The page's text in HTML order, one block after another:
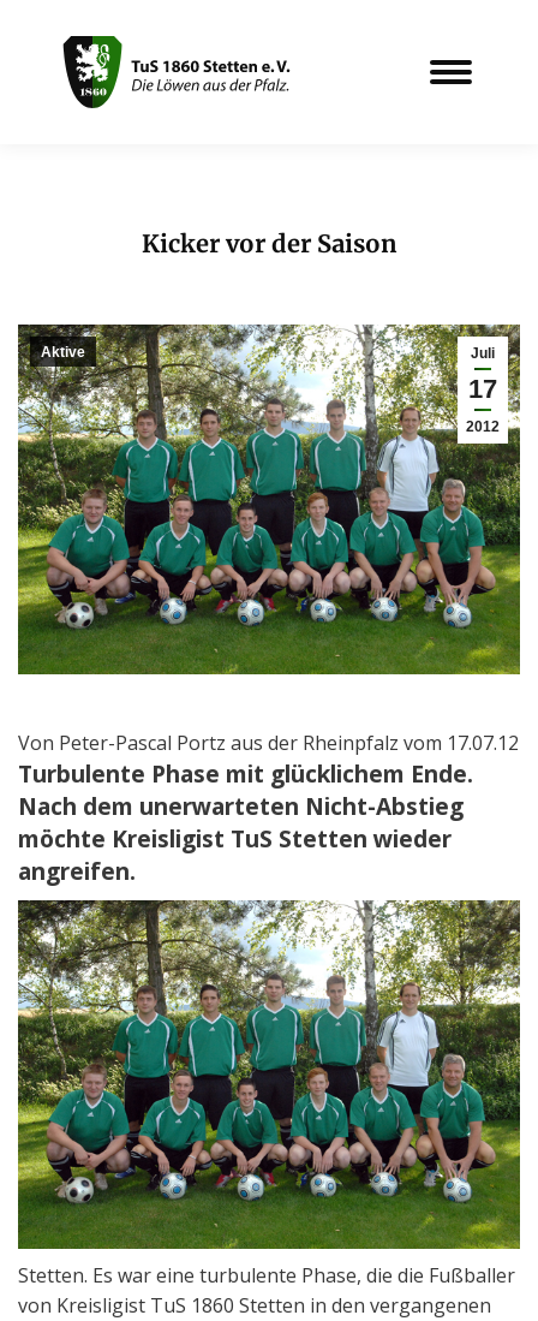
Kicker vor der Saison
Juli
17
2012
Aktive
Von Peter-Pascal Portz aus der Rheinpfalz vom 17.07.12
Turbulente Phase mit glücklichem Ende.
Nach dem unerwarteten Nicht-Abstieg
möchte Kreisligist TuS Stetten wieder
angreifen.
Stetten. Es war eine turbulente Phase, die die Fußballer
von Kreisligist TuS 1860 Stetten in den vergangenen